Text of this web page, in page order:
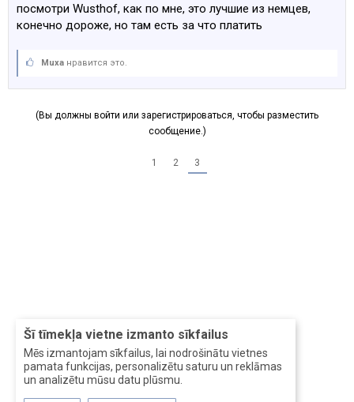
Šī tīmekļa vietne izmanto sīkfailus
Mēs izmantojam sīkfailus, lai nodrošinātu vietnes
pamata funkcijas, personalizētu saturu un reklāmas
un analizētu mūsu datu plūsmu.
посмотри Wusthof, как по мне, это лучшие из немцев,
конечно дороже, но там есть за что платить
Muxa нравится это.
(Вы должны войти или зарегистрироваться, чтобы разместить
сообщение.)
1 2 3